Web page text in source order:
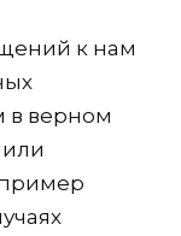
к нам
в верном